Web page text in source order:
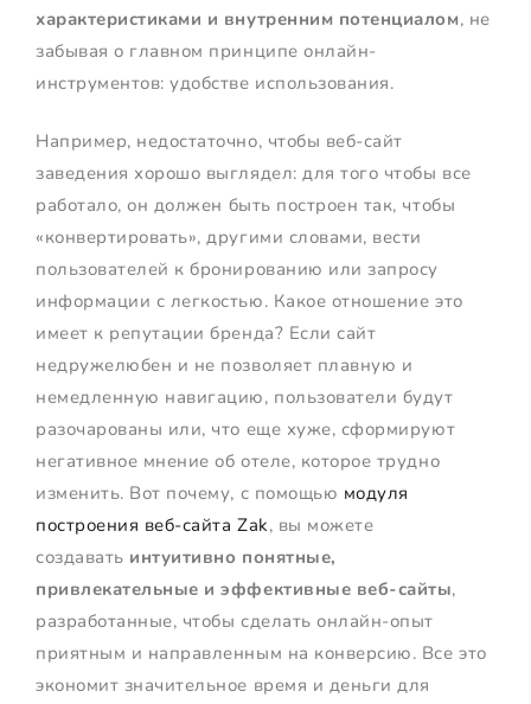
характеристиками и внутренним потенциалом, не
забывая о главном принципе онлайн-
инструментов: удобстве использования.
Например, недостаточно, чтобы веб-сайт
заведения хорошо выглядел: для того чтобы все
работало, он должен быть построен так, чтобы
«конвертировать», другими словами, вести
пользователей к бронированию или запросу
информации с легкостью. Какое отношение это
имеет к репутации бренда? Если сайт
недружелюбен и не позволяет плавную и
немедленную навигацию, пользователи будут
разочарованы или, что еще хуже, сформируют
негативное мнение об отеле, которое трудно
изменить. Вот почему, с помощью модуля
построения веб-сайта Zak, вы можете
создавать интуитивно понятные,
привлекательные и эффективные веб-сайты,
разработанные, чтобы сделать онлайн-опыт
приятным и направленным на конверсию. Все это
экономит значительное время и деньги для